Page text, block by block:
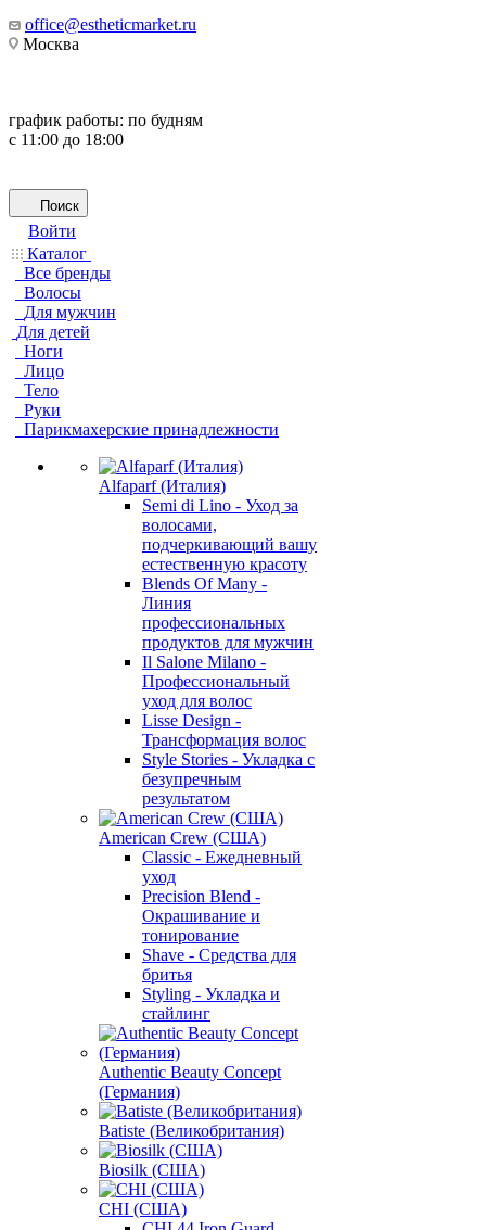
office@estheticmarket.ru
Москва
график работы: по будням
с 11:00 до 18:00
Поиск
Войти
Каталог
Все бренды
Волосы
Для мужчин
Для детей
Ноги
Лицо
Тело
Руки
Парикмахерские принадлежности
Alfaparf (Италия)
Semi di Lino - Уход за
волосами,
подчеркивающий вашу
естественную красоту
Blends Of Many -
Линия
профессиональных
продуктов для мужчин
Il Salone Milano -
Профессиональный
уход для волос
Lisse Design -
Трансформация волос
Style Stories - Укладка с
безупречным
результатом
American Crew (США)
Classic - Ежедневный
уход
Precision Blend -
Окрашивание и
тонирование
Shave - Средства для
бритья
Styling - Укладка и
стайлинг
Authentic Beauty Concept
(Германия)
Batiste (Великобритания)
Biosilk (США)
CHI (США)